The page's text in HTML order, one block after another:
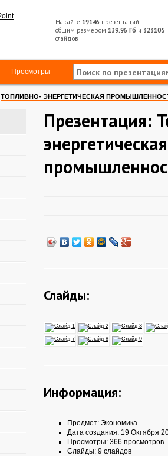
На сайте 19146 презентаций
общим размером 139.96 Гб и 323105
слайдов
Просмотры
ТОПЛИВНО- ЭНЕРГЕТИЧЕСКАЯ
Презентация:
энергетическая
Слайды:
Информация:
Предмет: Экономика
Дата создания: 19 Октября
Просмотры: 366 просмотров
Слайды: 9 слайдов